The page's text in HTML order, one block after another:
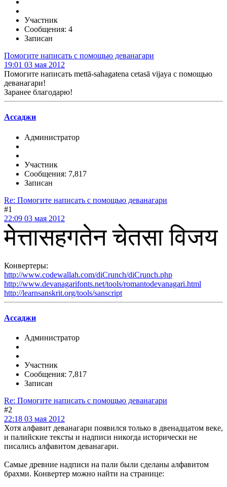
Участник
Сообщения: 4
Записан
Помогите написать с помощью деванагари
19:01 03 мая 2012
Помогите написать mettā-sahagatena cetasā vijaya с помощью
деванагари!
Заранее благодарю!
Ассаджи
Администратор
Участник
Сообщения: 7,817
Записан
Re: Помогите написать с помощью деванагари
#1
22:09 03 мая 2012
मेत्तासहगतेन चेतसा विजय
Конвертеры:
http://www.codewallah.com/diCrunch/diCrunch.php
http://www.devanagarifonts.net/tools/romantodevanagari.html
http://learnsanskrit.org/tools/sanscript
Ассаджи
Администратор
Участник
Сообщения: 7,817
Записан
Re: Помогите написать с помощью деванагари
#2
22:18 03 мая 2012
Хотя алфавит деванагари появился только в двенадцатом веке,
и палийские тексты и надписи никогда исторически не
писались алфавитом деванагари.
Самые древние надписи на пали были сделаны алфавитом
брахми. Конвертер можно найти на странице: